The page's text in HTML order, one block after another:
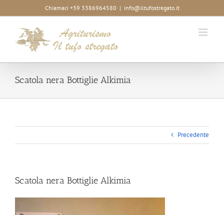
al
Chiamaci +39 3386964580 | info@iltufostregato.it
Scatola nera Bottiglie Alkimia
Precedente
Scatola nera Bottiglie Alkimia